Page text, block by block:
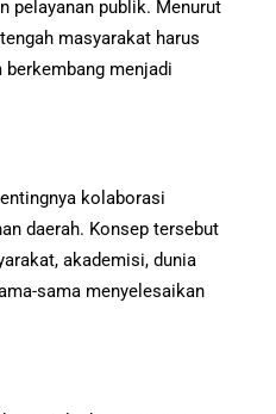
pelayanan publik. Menurut
masyarakat harus
menjadi
kolaborasi
daerah. Konsep tersebut
akademisi, dunia
sama menyelesaikan